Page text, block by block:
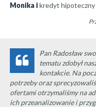
Monika ikredyt hipoteczny
Pan Radosław
tematu zdobył
kontakcie. Na
potrzeby oraz
ofertami otrzymaliśmy na
ich przeanalizowanie i